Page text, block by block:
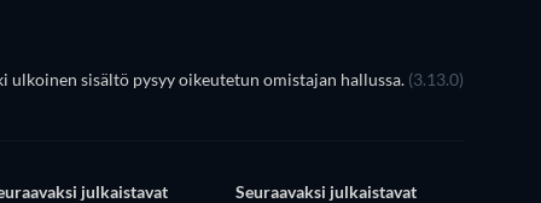
ulkoinen sisältö pysyy oikeutetun omistajan hallussa. (3.13.0)
julkaistavat
Seuraavaksi julkaistavat